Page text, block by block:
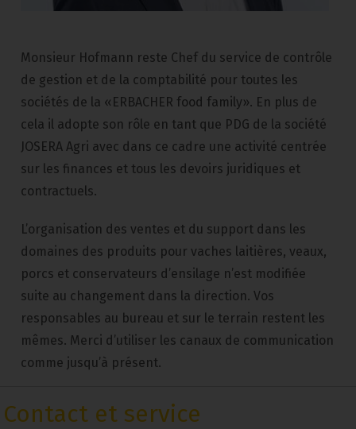
Monsieur Hofmann reste Chef du service de contrôle
de gestion et de la comptabilité pour toutes les
sociétés de la «ERBACHER food family». En plus de
cela il adopte son rôle en tant que PDG de la société
JOSERA Agri avec dans ce cadre une activité centrée
sur les finances et tous les devoirs juridiques et
contractuels.
L’organisation des ventes et du support dans les
domaines des produits pour vaches laitières, veaux,
porcs et conservateurs d’ensilage n’est modifiée
suite au changement dans la direction. Vos
responsables au bureau et sur le terrain restent les
mêmes. Merci d’utiliser les canaux de communication
comme jusqu’à présent.
Contact et service